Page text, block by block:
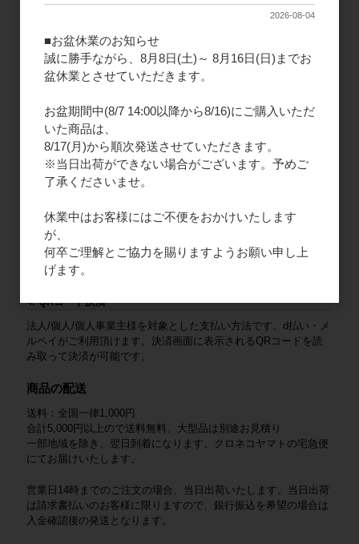
をお願いいたします。
連絡先：fap-resale@fa-products.jp
（振込先）
銀行支店名：GMOあおぞらネット銀行 法人第二営業部
口座番号：普通 1659680
2. ご請求書払い
法人様限定となりますので、新規会員登録をお願いいたします。
商品と一緒にご請求書を同封いたします。末日締め、翌月末払い
となります。
3. クレジットカード
法人/個人/個人事業主様を対象とした支払い方法です。VISA /
Mastercard / JCB / American Express / Diners Club がご利用いた
だけます。
4. QRコード決済
法人/個人/個人事業主様を対象とした支払い方法です。d払い・メ
ルペイがご利用頂けます。決済画面に表示されるQRコードを読
み取って決済が可能です。
商品の配送
送料：全国一律1,000円
合計5,000円以上ので送料無料、大型品は別途お見積り
一部地域を除き、翌日到着になります。クロネコヤマトの宅急便
にてお届けいたします。
営業日14時までのご注文の場合、当日出荷いたします。当日出荷
は請求書払いのお客様に限りますので、銀行振込を希望の場合は
入金確認後の発送となります。
2026-08-04
■お盆休業のお知らせ
誠に勝手ながら、8月8日(土)～ 8月16日(日)までお
盆休業とさせていただきます。
お盆期間中(8/7 14:00以降から8/16)にご購入いただ
いた商品は、
8/17(月)から順次発送させていただきます。
※当日出荷ができない場合がございます。予めご
了承くださいませ。
休業中はお客様にはご不便をおかけいたします
が、
何卒ご理解とご協力を賜りますようお願い申し上
げます。